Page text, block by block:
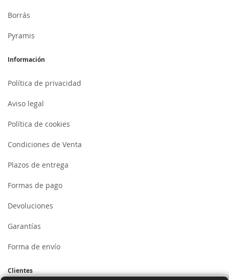
Borrás
Pyramis
Información
Política de privacidad
Aviso legal
Política de cookies
Condiciones de Venta
Plazos de entrega
Formas de pago
Devoluciones
Garantías
Forma de envío
Clientes